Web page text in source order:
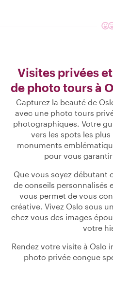
Visites privées
de photo tours à
Capturez la beauté de
avec une photo tours
photographiques. Votre
vers les spots les
monuments
pour vous
Que vous soyez débutant
de conseils personnalisés
vous permet de vous
créative. Vivez Oslo sous
chez vous des images
votre
Rendez votre visite à Oslo
photo privée conçue